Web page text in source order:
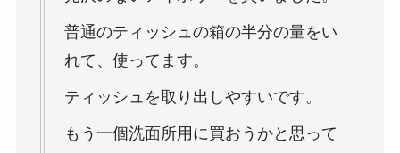
普通のティッシュの箱の半分の量をい
れて、使ってます。
ティッシュを取り出しやすいです。
もう一個洗面所用に買おうかと思って